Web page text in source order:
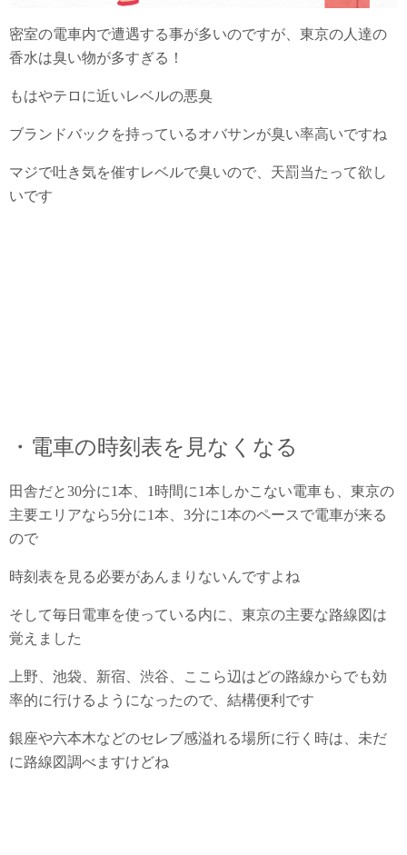
密室の電車内で遭遇する事が多いのですが、東京の人達の
香水は臭い物が多すぎる！
もはやテロに近いレベルの悪臭
ブランドバックを持っているオバサンが臭い率高いですね
マジで吐き気を催すレベルで臭いので、天罰当たって欲し
いです
・電車の時刻表を見なくなる
田舎だと30分に1本、1時間に1本しかこない電車も、東京の
主要エリアなら5分に1本、3分に1本のペースで電車が来る
ので
時刻表を見る必要があんまりないんですよね
そして毎日電車を使っている内に、東京の主要な路線図は
覚えました
上野、池袋、新宿、渋谷、ここら辺はどの路線からでも効
率的に行けるようになったので、結構便利です
銀座や六本木などのセレブ感溢れる場所に行く時は、未だ
に路線図調べますけどね